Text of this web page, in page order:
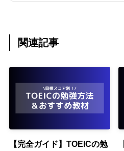
関連記事
【完全ガイド】TOEICの勉